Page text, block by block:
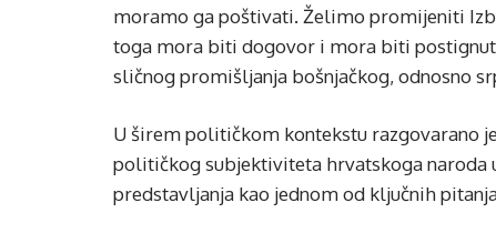
moramo ga poštivati. Želimo promijeniti
toga mora biti dogovor i mora biti
sličnog promišljanja bošnjačkog, odnosno
U širem političkom kontekstu razgovarano
političkog subjektiviteta hrvatskoga
predstavljanja kao jednom od ključnih